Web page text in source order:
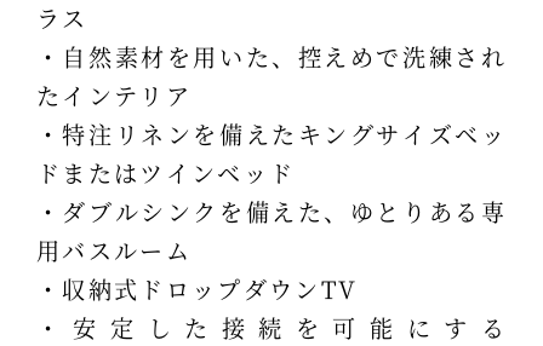
ラス
・自然素材を用いた、控えめで洗練され
たインテリア
・特注リネンを備えたキングサイズベッ
ドまたはツインベッド
・ダブルシンクを備えた、ゆとりある専
用バスルーム
・収納式ドロップダウンTV
・安定した接続を可能にする